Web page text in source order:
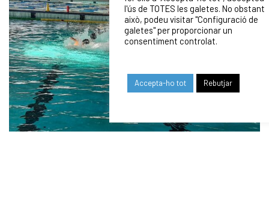
l'ús de TOTES les galetes. No obstant
això, podeu visitar "Configuració de
galetes" per proporcionar un
consentiment controlat.
Accepta-ho tot Rebutjar